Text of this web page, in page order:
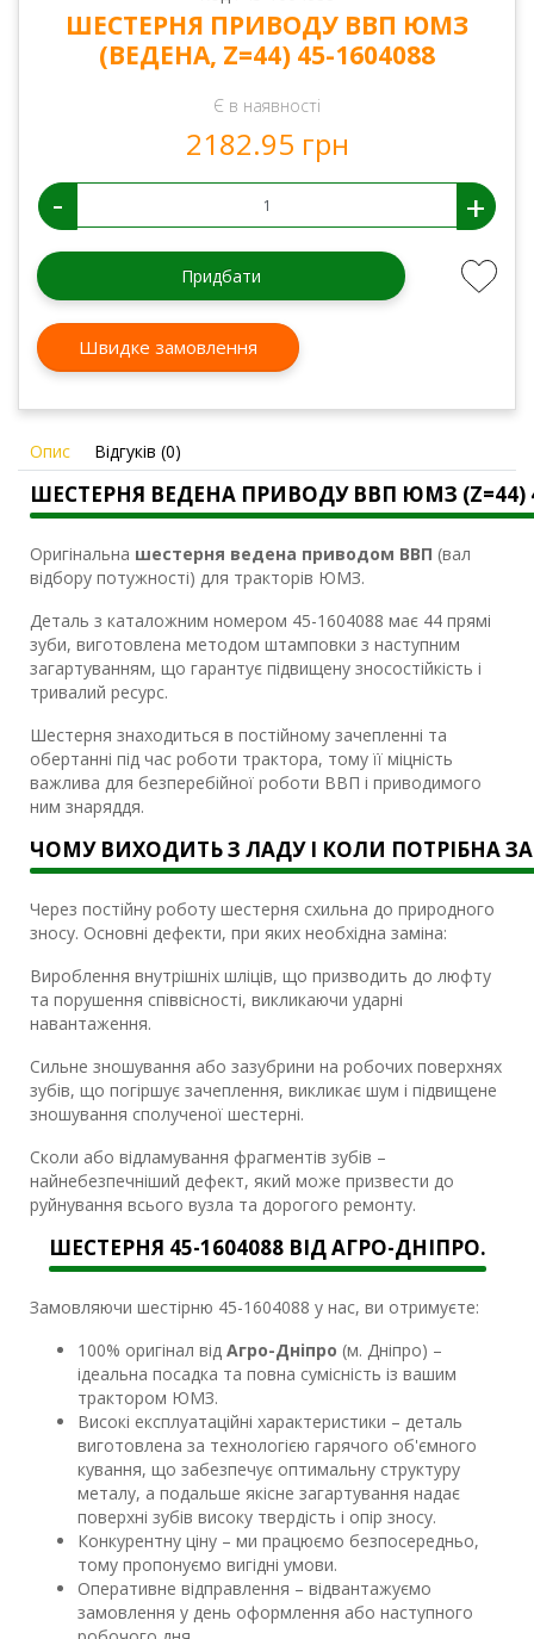
ШЕСТЕРНЯ ПРИВОДУ ВВП ЮМЗ
(ВЕДЕНА, Z=44) 45-1604088
Є в наявності
2182.95 грн
- +
Придбати
Швидке замовлення
Опис Відгуків (0)
ШЕСТЕРНЯ ВЕДЕНА ПРИВОДУ ВВП ЮМЗ (Z=44)
Оригінальна шестерня ведена приводом ВВП (вал
відбору потужності) для тракторів ЮМЗ.
Деталь з каталожним номером 45-1604088 має 44 прямі
зуби, виготовлена ​​методом штамповки з наступним
загартуванням, що гарантує підвищену зносостійкість і
тривалий ресурс.
Шестерня знаходиться в постійному зачепленні та
обертанні під час роботи трактора, тому її міцність
важлива для безперебійної роботи ВВП і приводимого
ним знаряддя.
ЧОМУ ВИХОДИТЬ З ЛАДУ І КОЛИ ПОТРІБНА
Через постійну роботу шестерня схильна до природного
зносу. Основні дефекти, при яких необхідна заміна:
Вироблення внутрішніх шліців, що призводить до люфту
та порушення співвісності, викликаючи ударні
навантаження.
Сильне зношування або зазубрини на робочих поверхнях
зубів, що погіршує зачеплення, викликає шум і підвищене
зношування сполученої шестерні.
Сколи або відламування фрагментів зубів –
найнебезпечніший дефект, який може призвести до
руйнування всього вузла та дорогого ремонту.
ШЕСТЕРНЯ 45-1604088 ВІД АГРО-ДНІПРО.
Замовляючи шестірню 45-1604088 у нас, ви отримуєте:
100% оригінал від Агро-Дніпро (м. Дніпро) –
ідеальна посадка та повна сумісність із вашим
трактором ЮМЗ.
Високі експлуатаційні характеристики – деталь
виготовлена ​​за технологією гарячого об'ємного
кування, що забезпечує оптимальну структуру
металу, а подальше якісне загартування надає
поверхні зубів високу твердість і опір зносу.
Конкурентну ціну – ми працюємо безпосередньо,
тому пропонуємо вигідні умови.
Оперативне відправлення – відвантажуємо
замовлення у день оформлення або наступного